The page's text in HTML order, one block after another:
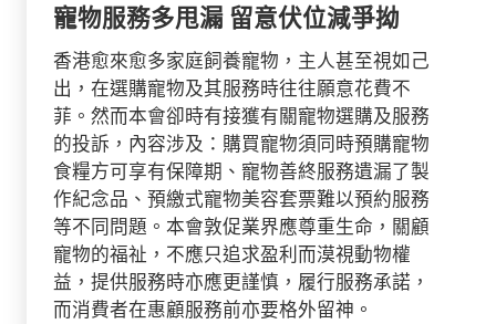
寵物服務多甩漏 留意伏位減爭拗
香港愈來愈多家庭飼養寵物，主人甚至視如己
出，在選購寵物及其服務時往往願意花費不
菲。然而本會卻時有接獲有關寵物選購及服務
的投訴，內容涉及：購買寵物須同時預購寵物
食糧方可享有保障期、寵物善終服務遺漏了製
作紀念品、預繳式寵物美容套票難以預約服務
等不同問題。本會敦促業界應尊重生命，關顧
寵物的福祉，不應只追求盈利而漠視動物權
益，提供服務時亦應更謹慎，履行服務承諾，
而消費者在惠顧服務前亦要格外留神。